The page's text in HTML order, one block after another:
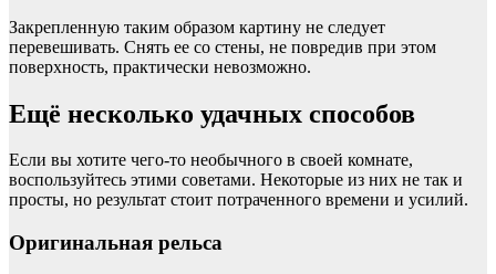
Закрепленную таким образом картину не следует
перевешивать. Снять ее со стены, не повредив при этом
поверхность, практически невозможно.
Ещё несколько удачных способов
Если вы хотите чего-то необычного в своей комнате,
воспользуйтесь этими советами. Некоторые из них не так и
просты, но результат стоит потраченного времени и усилий.
Оригинальная рельса